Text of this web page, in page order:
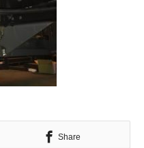
Share